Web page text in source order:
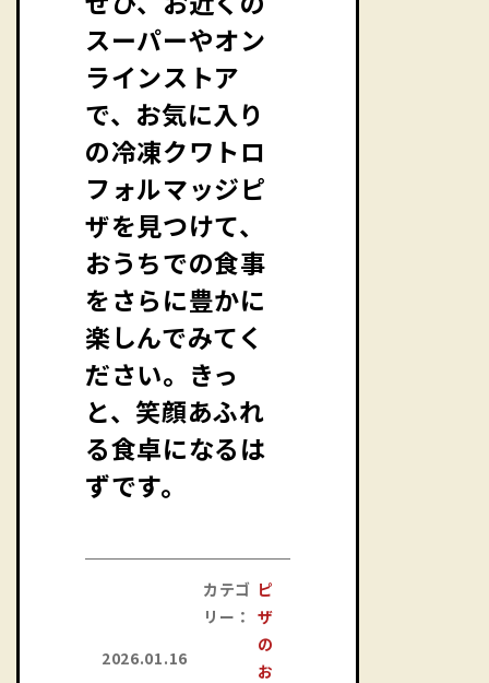
スーパーやオン
ラインストア
で、お気に入り
の冷凍クワトロ
フォルマッジピ
ザを見つけて、
おうちでの食事
をさらに豊かに
楽しんでみてく
ださい。きっ
と、笑顔あふれ
る食卓になるは
ずです。
2026.01.16
カテゴ
リー：
ピ
ザ
の
お